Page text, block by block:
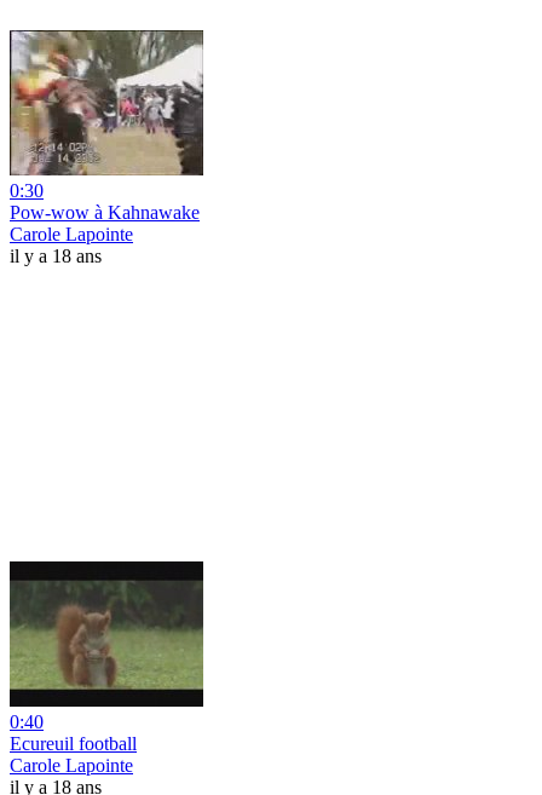
0:30
Pow-wow à Kahnawake
Carole Lapointe
il y a 18 ans
0:40
Ecureuil football
Carole Lapointe
il y a 18 ans